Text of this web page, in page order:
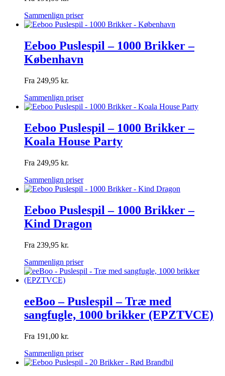
Sammenlign priser
Eeboo Puslespil – 1000 Brikker –
København
Fra 249,95 kr.
Sammenlign priser
Eeboo Puslespil – 1000 Brikker –
Koala House Party
Fra 249,95 kr.
Sammenlign priser
Eeboo Puslespil – 1000 Brikker –
Kind Dragon
Fra 239,95 kr.
Sammenlign priser
eeBoo – Puslespil – Træ med
sangfugle, 1000 brikker (EPZTVCE)
Fra 191,00 kr.
Sammenlign priser